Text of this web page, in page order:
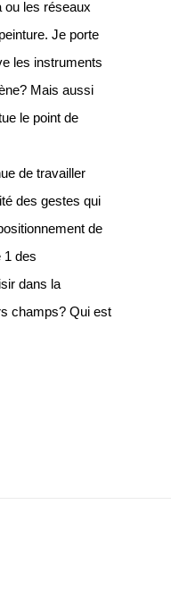
ou les réseaux
Je porte
les instruments
Mais aussi
le point de
de travailler
des gestes qui
de
1 des
dans la
champs? Qui est